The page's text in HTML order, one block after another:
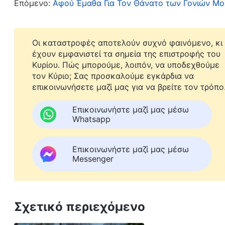
της. Έπρεπε να υποταχθώ στον Θεό και να Του
Τον Ιανουάριο του 2024, έμαθα ξαφνικά ότι η
ασθένειάς της. Τα νέα αυτά με συγκλόνισαν.
μου. Γιατί τα τελευταία χρόνια, ήλπιζα να
πριν καταφέρω να εκπληρώσω το καθήκον
είχα πια την ευκαιρία να κάνω ως κόρη το
πάλευα να συγκρατήσω τα δάκρυά μου.
εμποδίσει να παραπονεθώ γι’ Αυτόν ή να Τον
υπολογιστή μου ένα ολόκληρο απόγευμα,
Σκεφτόμουν ότι δεν είχα φροντίσει τη μητέρα
Ήξερα ότι οι συγγενείς και οι γνωστοί μου θα
Επόμενο: Αφού Έμαθα Για Τον Θάνατο των Γονιών
Οι καταστροφές αποτελούν συχνό φαινόμενο, κι
έχουν εμφανιστεί τα σημεία της επιστροφής του
Κυρίου. Πώς μπορούμε, λοιπόν, να υποδεχθούμε
τον Κύριο; Σας προσκαλούμε εγκάρδια να
επικοινωνήσετε μαζί μας για να βρείτε τον τρόπο.
Επικοινωνήστε μαζί μας μέσω
Whatsapp
Επικοινωνήστε μαζί μας μέσω
Messenger
Σχετικό περιεχόμενο